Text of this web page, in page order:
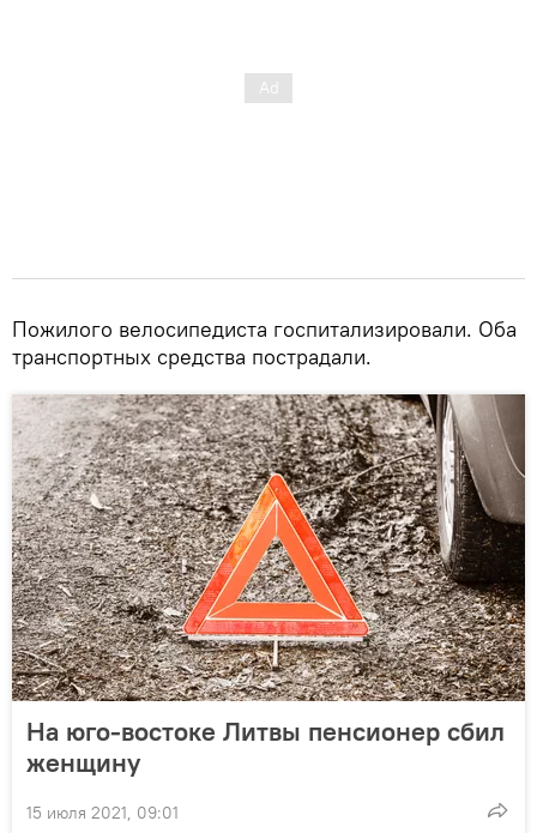
Пожилого велосипедиста госпитализировали. Оба
транспортных средства пострадали.
На юго-востоке Литвы пенсионер сбил
женщину
15 июля 2021, 09:01